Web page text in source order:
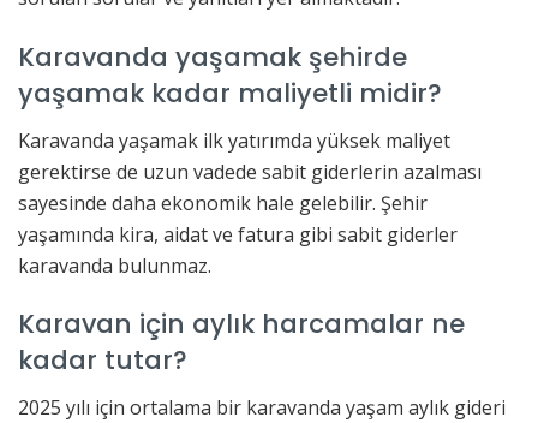
Karavanda yaşamak şehirde
yaşamak kadar maliyetli midir?
Karavanda yaşamak ilk yatırımda yüksek maliyet
gerektirse de uzun vadede sabit giderlerin azalması
sayesinde daha ekonomik hale gelebilir. Şehir
yaşamında kira, aidat ve fatura gibi sabit giderler
karavanda bulunmaz.
Karavan için aylık harcamalar ne
kadar tutar?
2025 yılı için ortalama bir karavanda yaşam aylık gideri